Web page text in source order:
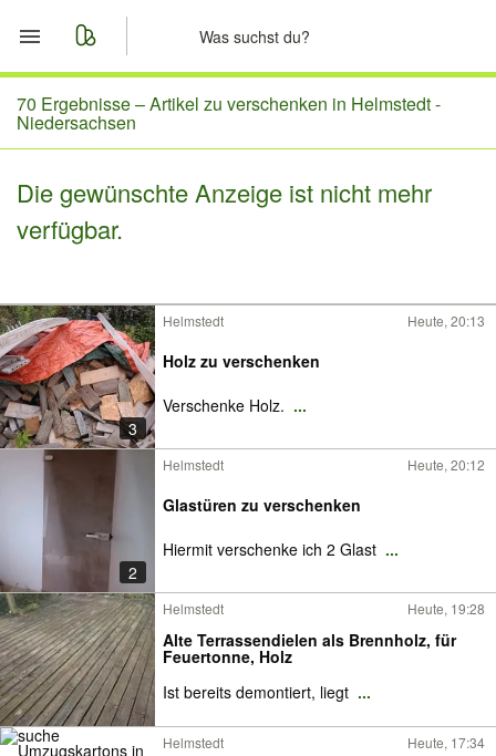
Start
Merkliste
Nachrichten
70 Ergebnisse –Artikel zu verschenken in Helmstedt -
Niedersachsen
Die gewünschte Anzeige ist nicht mehr
verfügbar.
3
Helmstedt Heute, 20:13
Holz zu verschenken
Verschenke Holz. ...
2
Helmstedt Heute, 20:12
Glastüren zu verschenken
Hiermit verschenke ich 2 Glast ...
Helmstedt Heute, 19:28
Alte Terrassendielen als Brennholz, für
Feuertonne, Holz
Ist bereits demontiert, liegt ...
Helmstedt Heute, 17:34